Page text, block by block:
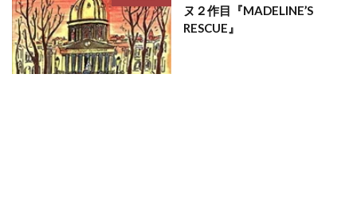
ヌ２作目『MADELINE’S
RESCUE』